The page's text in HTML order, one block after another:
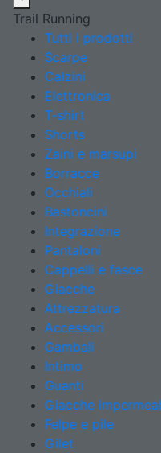
Trail Running
Tutti i prodotti
Scarpe
Calzini
Elettronica
T-shirt
Shorts
Zaini e marsupi
Borracce
Occhiali
Bastoncini
Integrazione
Pantaloni
Cappelli e fasce
Giacche
Attrezzatura
Accessori
Gambali
Intimo
Guanti
Giacche
Felpe e pile
Gilet